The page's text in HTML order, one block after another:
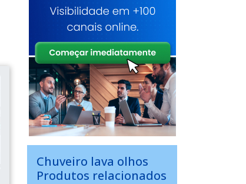
Chuveiro lava olhos
Produtos relacionados